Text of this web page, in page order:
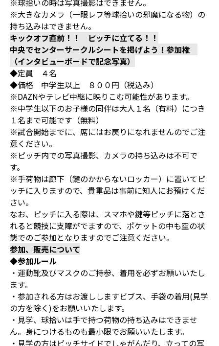
※球拾いの時は写真撮影はできません。
※大きなカメラ（一眼レフ等球拾いの邪魔になる物）の
持ち込みはできません。
キックオフ直前！！ ピッチに立てる！！
中央でセンターサークルシートを掲げよう！参加権
（インタビューボードで記念写真）
◆定員 ４名
◆価格 中学生以上 ８００円（税込み）
※DAZNやテレビ中継に映りこむ可能性があります。
※中学生以下のお子様の同伴は大人１名（有料）につき
１名まで可能です（無料）
※試合開始までに、席にはお戻りになれませんのでご注
意ください。
※ピッチ内での写真撮影、カメラの持ち込みは不可で
す。
※手荷物は廊下（鍵のかからないロッカー）に置いてピ
ッチに入りますので、貴重品は事前に知人にお預けくだ
さい。
なお、ピッチに入る際は、スマホや鍵等ピッチに落とさ
れると競技に支障がでますので、ポケットの中も空の状
態でのご参加となりますのでご注意ください。
参加、販売について
◆参加ルール
・運動靴及びマスクのご持参、着用を必ずお願いいたし
ます。
・参加される方はお渡ししますビブス、手袋の着用(見学
の方を除く)をお願いいたします。
・見学、球拾いは手で持つ荷物の持ち込みはできませ
ん。身につけるものも最小限でお願いいたします。
・見学の方はピッチサイドでしゃがんだり、立っての写